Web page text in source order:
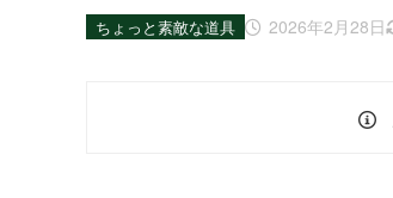
2026年2月28日
ちょっと素敵な道具